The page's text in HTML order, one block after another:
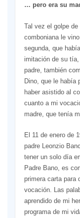
… pero era su
Tal vez el golpe
comboniana le
segunda, que
imitación de su
padre, también
Dino, que le había
haber asistido al
cuanto a mi
madre, que tenía
El 11 de enero de
padre Leonzio
tener un solo día
Padre Bano, es
primera carta para
vocación. Las
aprendido de mi
programa de mi